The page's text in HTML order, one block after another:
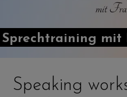
Sprechtraining mit
Speaking